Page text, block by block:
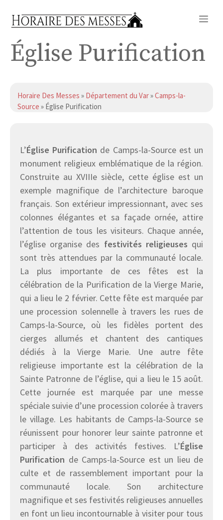
Église Purification
Horaire Des Messes » Département du Var»Camps-la-
Source » Église Purification
L’Église Purification de Camps-la-Source est un
monument religieux emblématique de la région.
Construite au XVIIIe siècle, cette église est un
exemple magnifique de l’architecture baroque
français. Son extérieur impressionnant, avec ses
colonnes élégantes et sa façade ornée, attire
l’attention de tous les visiteurs. Chaque année,
l’église organise des festivités religieuses qui
sont très attendues par la communauté locale.
La plus importante de ces fêtes est la
célébration de la Purification de la Vierge Marie,
qui a lieu le 2 février. Cette fête est marquée par
une procession solennelle à travers les rues de
Camps-la-Source, où les fidèles portent des
cierges allumés et chantent des cantiques
dédiés à la Vierge Marie. Une autre fête
religieuse importante est la célébration de la
Sainte Patronne de l’église, qui a lieu le 15 août.
Cette journée est marquée par une messe
spéciale suivie d’une procession colorée à travers
le village. Les habitants de Camps-la-Source se
réunissent pour honorer leur sainte patronne et
participer à des activités festives. L’Église
Purification de Camps-la-Source est un lieu de
culte et de rassemblement important pour la
communauté locale. Son architecture
magnifique et ses festivités religieuses annuelles
en font un lieu incontournable à visiter pour tous